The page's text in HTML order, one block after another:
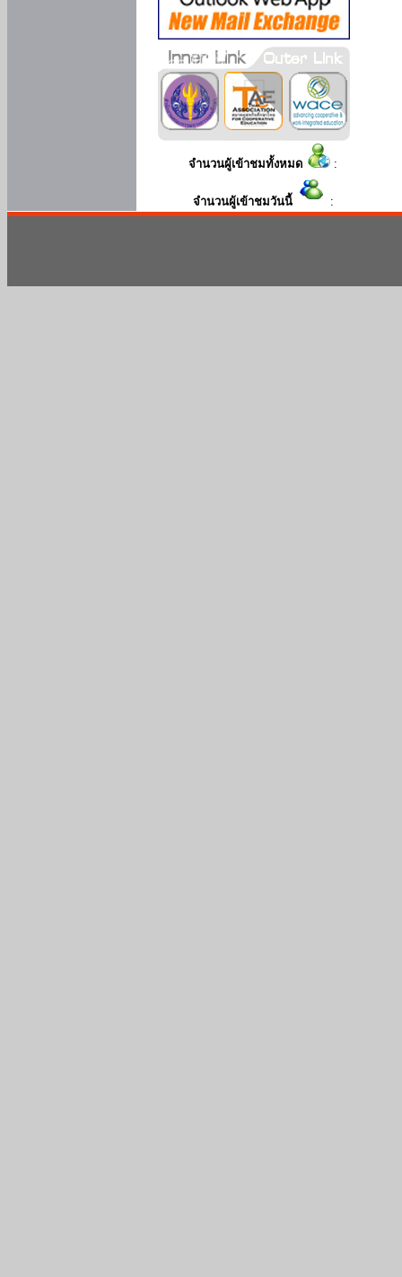
จำนวนผู้เข้าชมทั้งหมด :
จำนวนผู้เข้าชมวันนี้ :